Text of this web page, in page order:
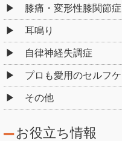
膝痛・変形性膝関節症
耳鳴り
自律神経失調症
プロも愛用のセルフ
その他
お役立ち情報